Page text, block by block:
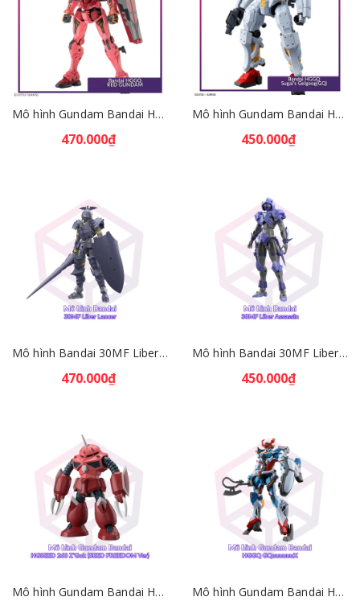
Mô hình Gundam Bandai HGGQ RED GUNDAM 1/144 [GDB] [BHG]
470.000₫
Mô hình Gundam Bandai HGGQ Sugai's Gelgoog(GQ) 1/144 [GDB] [BHG]
450.000₫
Mô hình Bandai 30MF Liber Lancer [GDB] [30MF]
470.000₫
Mô hình Bandai 30MF Liber Assassin [GDB] [30MF]
450.000₫
Mô hình Gundam Bandai HGSEED 260 Z'Gok (SEED FREEDOM Ver) 1/144 [GDB] [BHG] Mô hình Gundam Bandai HGGQ GQuuuuuuX 1/144 [GDB] [BHG]